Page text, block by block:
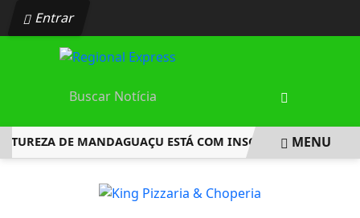
Entrar
DE MANDAGUAÇU ESTÁ COM INSCRIÇÕES ABERTAS
MENU